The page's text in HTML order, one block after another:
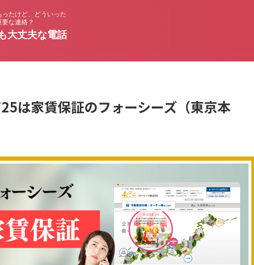
たけど、どういった
な連絡？
大丈夫な電話
は家賃保証のフォーシーズ（東京本